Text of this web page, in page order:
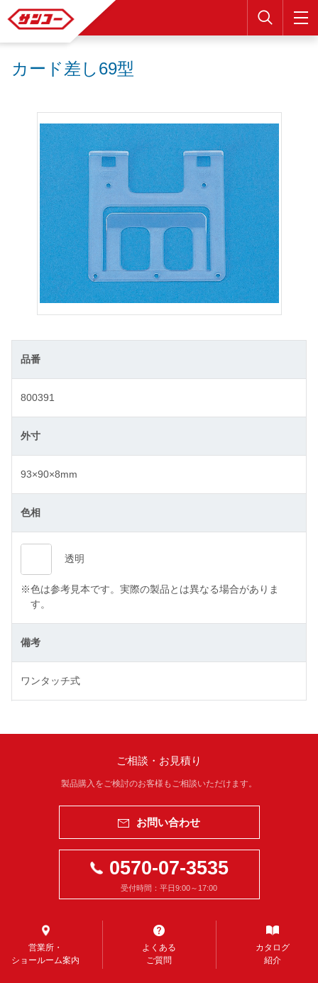
検索
カード差し69型
品番
800391
外寸
93×90×8mm
色相
透明
※色は参考見本です。実際の製品とは異なる場合がありま
す。
備考
ワンタッチ式
ご相談・お見積り
製品購入をご検討のお客様もご相談いただけます。
お問い合わせ
0570-07-3535
受付時間：平日9:00～17:00
営業所・
ショールーム案内
よくある
ご質問
カタログ
紹介